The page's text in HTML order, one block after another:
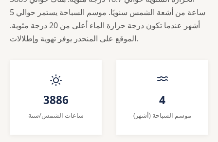
ساعة من أشعة الشمس سنويًا. موسم السباحة يستمر حوالي 5
أشهر عندما تكون درجة حرارة الماء أعلى من 20 درجة مئوية.
الموقع على المنحدر يوفر تهوية وإطلالات.
3886
ساعات الشمس/سنة
4
موسم السباحة (أشهر)